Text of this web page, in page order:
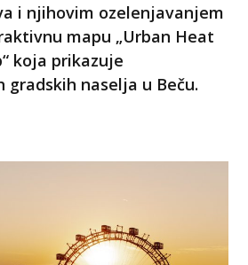
i njihovim ozelenjavanjem
mapu „Urban Heat
koja prikazuje
naselja u Beču.